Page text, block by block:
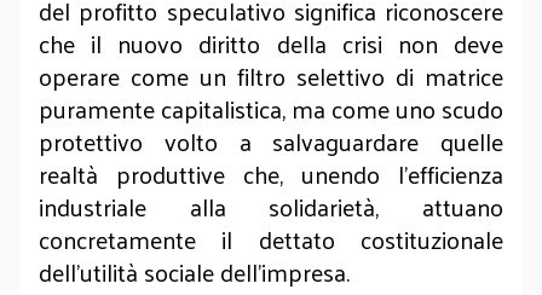
del profitto speculativo significa riconoscere
che il nuovo diritto della crisi non deve
operare come un filtro selettivo di matrice
puramente capitalistica, ma come uno scudo
protettivo volto a salvaguardare quelle
realtà produttive che, unendo l'efficienza
industriale alla solidarietà, attuano
concretamente il dettato costituzionale
dell'utilità sociale dell'impresa.